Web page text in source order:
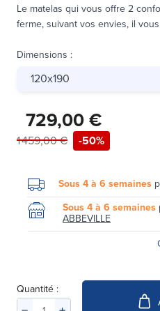
Le matelas qui vous offre 2
ferme, suivant vos envies, il
Dimensions :
120x190
729,00 €
1 459,00 € -50%
Sous 4 à 6 semaines
Sous 4 à 6 semaines
ABBEVILLE
Quantité :